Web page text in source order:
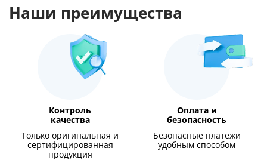
Наши преимущества
Контроль
качества
Только оригинальная и
сертифицированная
продукция
Оплата и
безопасность
Безопасные платежи
удобным способом